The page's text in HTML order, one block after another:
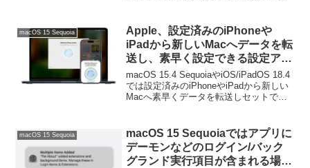
macOS 15 Sequoia
Apple、設定済みのiPhoneや
iPadから新しいMacへデータを転
送し、素早く設定できる設定アシ
スタントの新機能のシステム条件
を公開。
macOS 15.4 SequoiaやiOS/iPadOS 18.4
では設定済みのiPhoneやiPadから新しい
Macへ素早くデータを転送しセットでき
たに公開しています。
macOS 15 Sequoia
macOS 15 Sequoiaではアプリに
デーモンなどのログイン/バック
グランド実行項目が含まれる場合